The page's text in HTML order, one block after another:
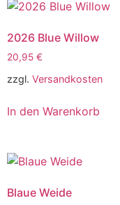
2026 Blue Willow
20,95 €
zzgl. Versandkosten
In den Warenkorb
Blaue Weide